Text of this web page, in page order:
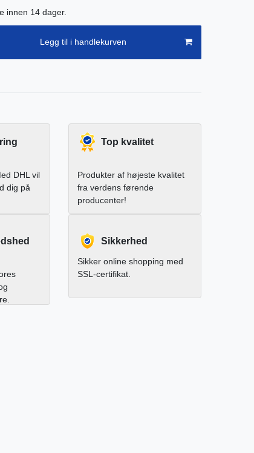
innen 14 dager.
Legg til i handlekurven
DHL vil
dig på
Top kvalitet
Produkter af højeste kvalitet
fra verdens førende
producenter!
Sikkerhed
Sikker online shopping med
SSL-certifikat.